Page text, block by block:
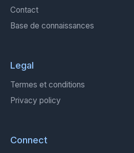
Contact
Base de connaissances
Legal
Termes et conditions
Privacy policy
Connect